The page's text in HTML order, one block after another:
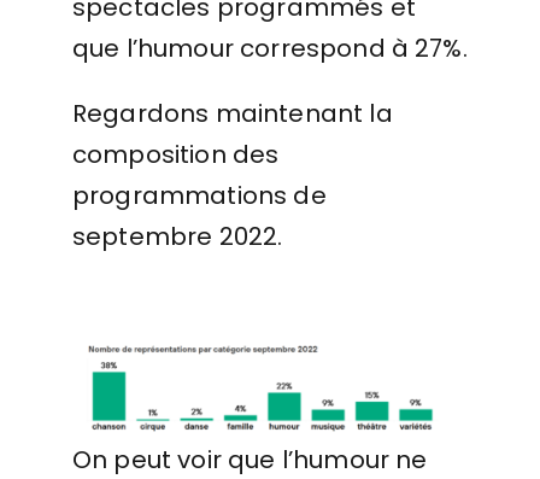
spectacles programmés et
que l’humour correspond à 27%.
Regardons maintenant la
composition des
programmations de
septembre 2022.
On peut voir que l’humour ne